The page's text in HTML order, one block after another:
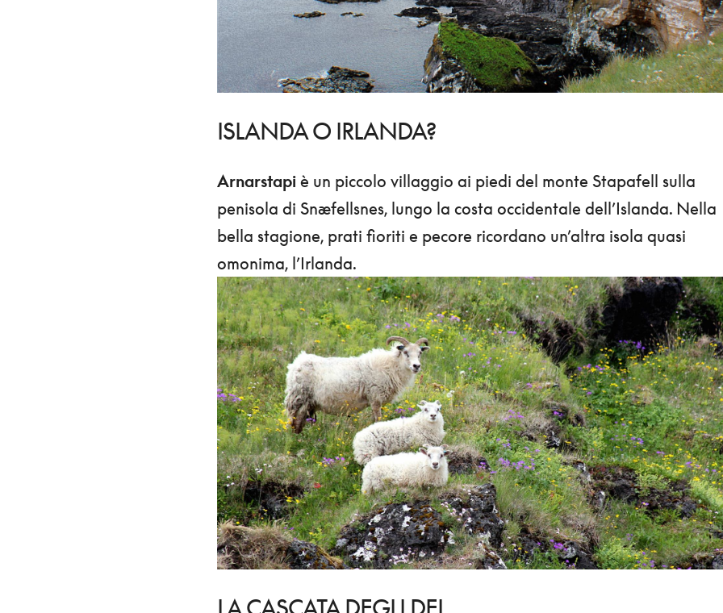
ISLANDA O IRLANDA?
Arnarstapiè un piccolo villaggio ai piedi del monte Stapafell sulla
penisola di Snæfellsnes, lungo la costa occidentale dell’Islanda. Nella
bella stagione, prati fioriti e pecore ricordano un’altra isola quasi
omonima, l’Irlanda.
LA CASCATA DEGLI DEI